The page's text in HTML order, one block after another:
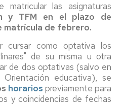
matricular las asignaturas
y TFM en el plazo de
matrícula de febrero.
cursar como optativa los
de su misma u otra
de dos optativas (salvo en
Orientación educativa), se
horarios previamente para
y coincidencias de fechas